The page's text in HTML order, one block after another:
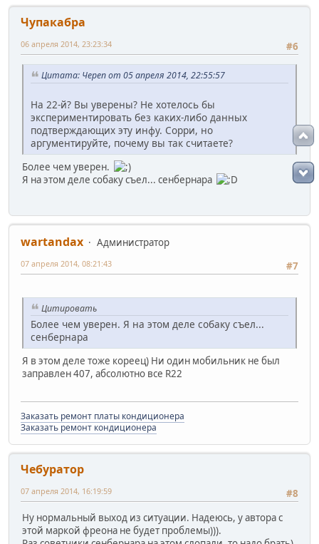
Чупакабра
#6
06 апреля 2014, 23:23:34
Цитата: Череп от 05 апреля 2014, 22:55:57
На 22-й? Вы уверены? Не хотелось бы
экспериментировать без каких-либо данных
подтверждающих эту инфу. Сорри, но
аргументируйте, почему вы так считаете?
Более чем уверен.
Я на этом деле собаку съел... сенбернара
wartandax
Администратор
#7
07 апреля 2014, 08:21:43
Цитировать
Более чем уверен. Я на этом деле собаку съел...
сенбернара
Я в этом деле тоже кореец) Ни один мобильник не был
заправлен 407, абсолютно все R22
Заказать ремонт платы кондиционера
Заказать ремонт кондиционера
Чебуратор
#8
07 апреля 2014, 16:19:59
Ну нормальный выход из ситуации. Надеюсь, у автора с
этой маркой фреона не будет проблемы))).